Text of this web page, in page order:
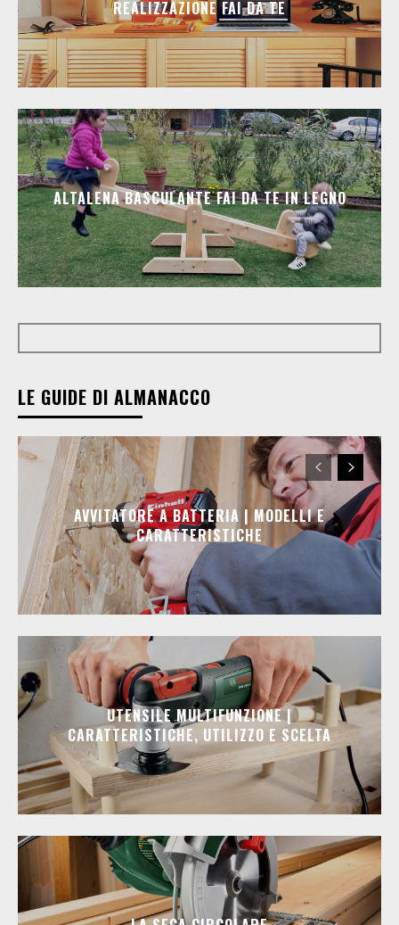
REALIZZAZIONE FAI DA TE
ALTALENA BASCULANTE FAI DA TE IN LEGNO
LE GUIDE DI ALMANACCO
AVVITATORE A BATTERIA | MODELLI E
CARATTERISTICHE
UTENSILE MULTIFUNZIONE |
CARATTERISTICHE, UTILIZZO E SCELTA